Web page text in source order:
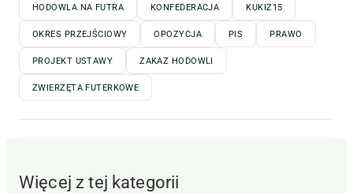
HODOWLA NA FUTRA KONFEDERACJA KUKIZ15
OKRES PRZEJŚCIOWY OPOZYCJA PIS PRAWO
PROJEKT USTAWY ZAKAZ HODOWLI
ZWIERZĘTA FUTERKOWE
Więcej z tej kategorii